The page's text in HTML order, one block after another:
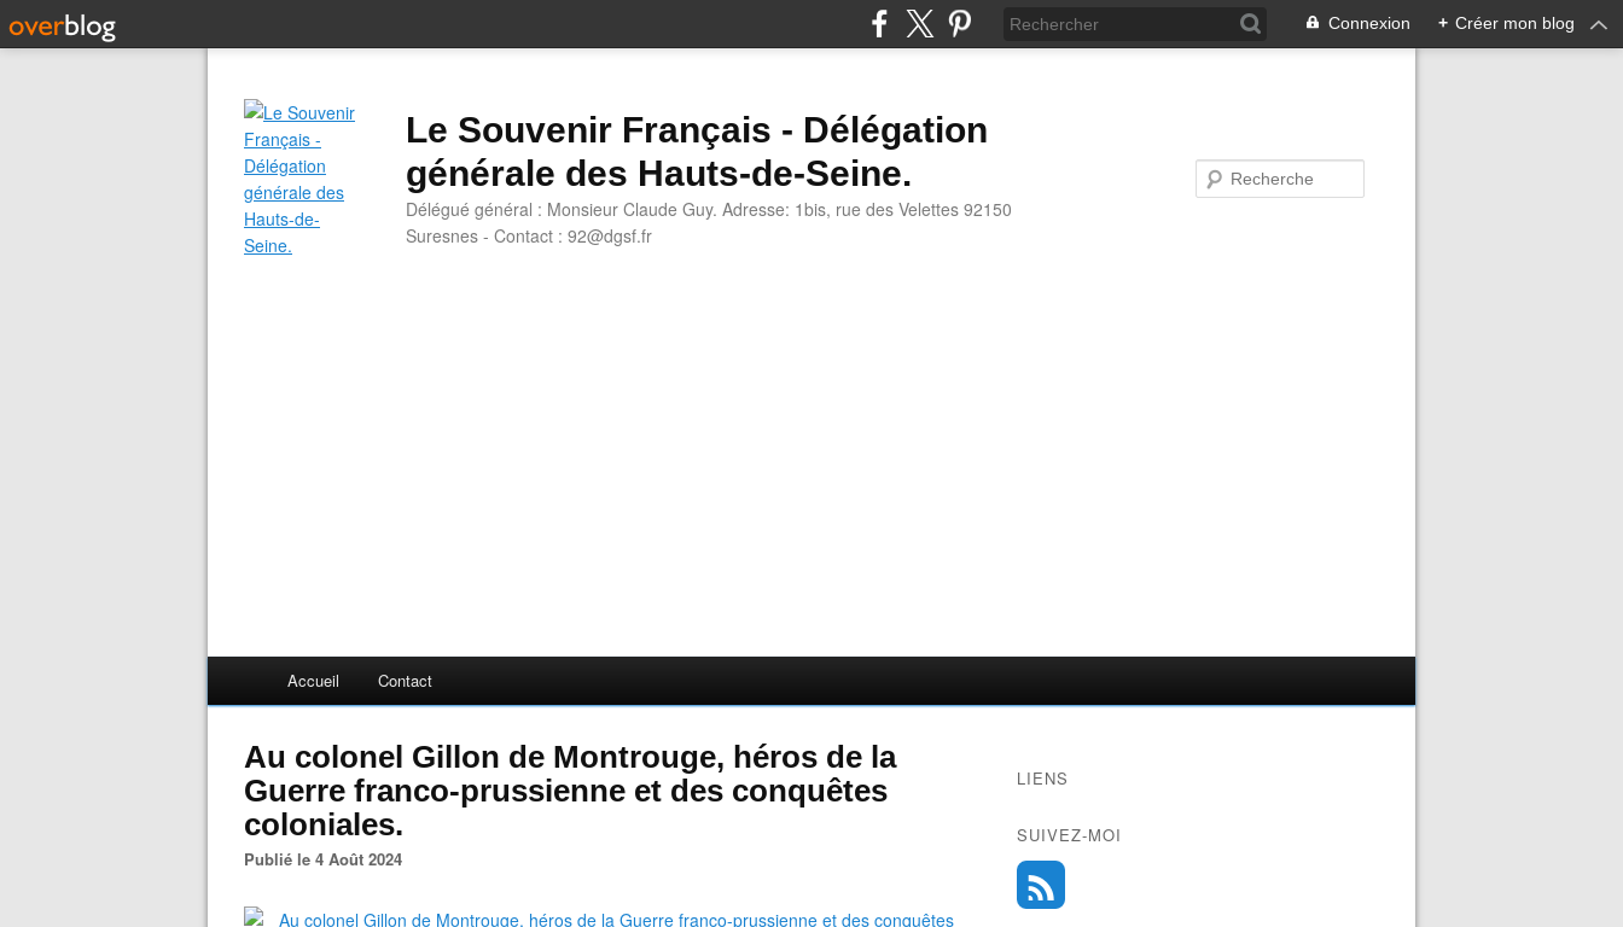
Connexion + Créer mon blog
Le Souvenir Français - Délégation
générale des Hauts-de-Seine.
Délégué général : Monsieur Claude Guy. Adresse: 1bis, rue des Velettes 92150
Suresnes - Contact : 92@dgsf.fr
Accueil Contact
Au colonel Gillon de Montrouge, héros de la
Guerre franco-prussienne et des conquêtes
coloniales.
Publié le 4 Août 2024
LIENS
SUIVEZ-MOI